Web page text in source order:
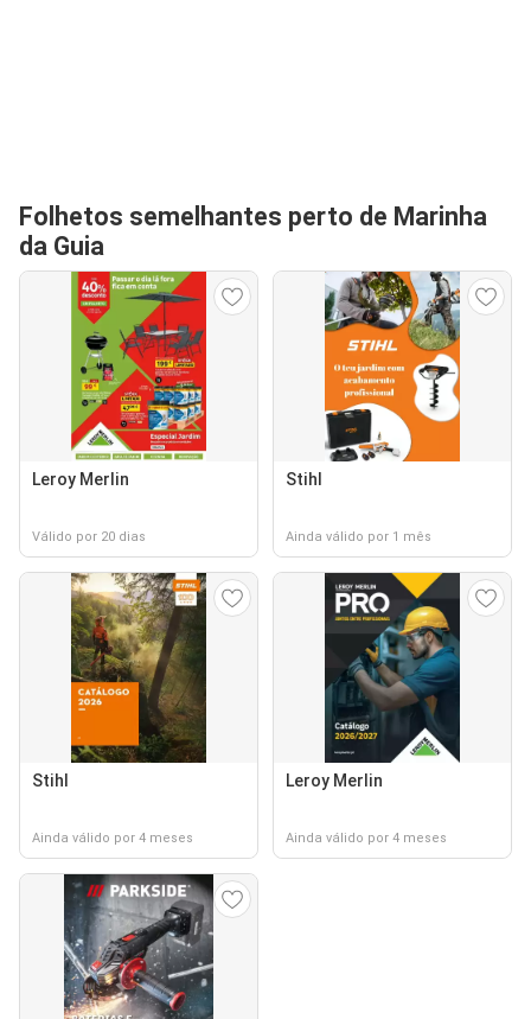
Folhetos semelhantes perto de Marinha
da Guia
Leroy Merlin
Válido por 20 dias
Stihl
Ainda válido por 1 mês
Stihl
Ainda válido por 4 meses
Leroy Merlin
Ainda válido por 4 meses